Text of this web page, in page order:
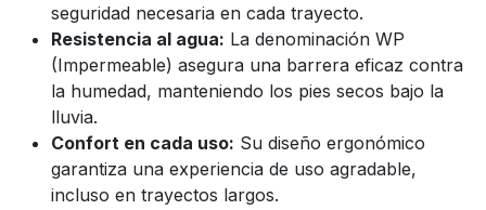
seguridad necesaria en cada trayecto.
Resistencia al agua: La denominación WP
(Impermeable) asegura una barrera eficaz contra
la humedad, manteniendo los pies secos bajo la
lluvia.
Confort en cada uso: Su diseño ergonómico
garantiza una experiencia de uso agradable,
incluso en trayectos largos.